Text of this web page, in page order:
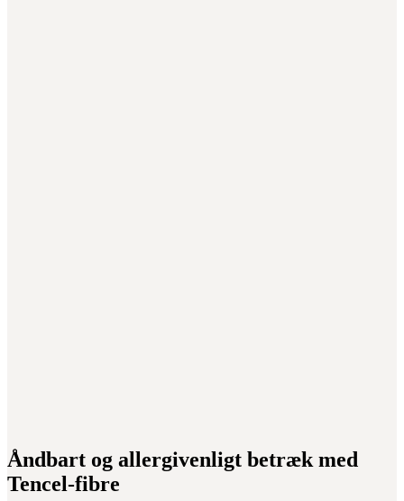
Åndbart og allergivenligt betræk med
Tencel-fibre